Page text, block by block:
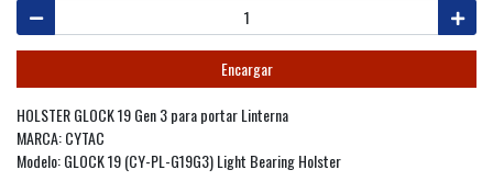
Encargar
HOLSTER GLOCK 19 Gen 3 para portar Linterna
MARCA: CYTAC
Modelo: GLOCK 19 (CY-PL-G19G3) Light Bearing Holster